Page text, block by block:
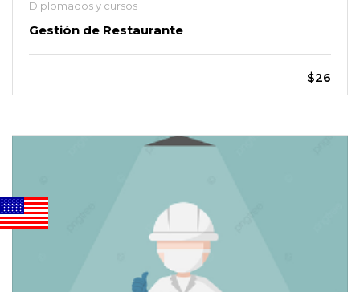
Diplomados y cursos
Gestión de Restaurante
$26